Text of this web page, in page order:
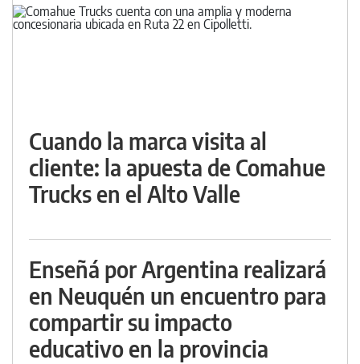
Cuando la marca visita al
cliente: la apuesta de Comahue
Trucks en el Alto Valle
Enseñá por Argentina realizará
en Neuquén un encuentro para
compartir su impacto
educativo en la provincia